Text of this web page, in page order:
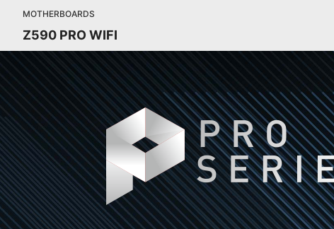
MOTHERBOARDS
Z590 PRO WIFI